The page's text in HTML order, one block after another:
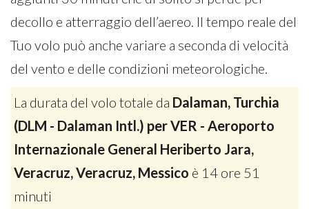
decollo e atterraggio dell’aereo. Il tempo reale del
Tuo volo può anche variare a seconda di velocità
del vento e delle condizioni meteorologiche.
La durata del volo totale da Dalaman, Turchia
(DLM - Dalaman Intl.) per VER - Aeroporto
Internazionale General Heriberto Jara,
Veracruz, Veracruz, Messico è 14 ore 51
minuti